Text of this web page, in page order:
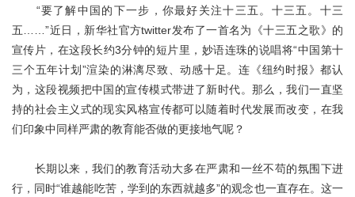
教育产品
课程资源
关于我们
“要了解中国的下一步，你最好关注十三五。十三五。十三
五……”近日，新华社官方twitter发布了一首名为《十三五之歌》的
宣传片，在这段长约3分钟的短片里，妙语连珠的说唱将“中国第十
三个五年计划”渲染的淋漓尽致、动感十足。连《纽约时报》都认
为，这段视频把中国的宣传模式带进了新时代。那么，我们一直坚
持的社会主义式的现实风格宣传都可以随着时代发展而改变，在我
们印象中同样严肃的教育能否做的更接地气呢？
长期以来，我们的教育活动大多在严肃和一丝不苟的氛围下进
行，同时“谁越能吃苦，学到的东西就越多”的观念也一直存在。这一